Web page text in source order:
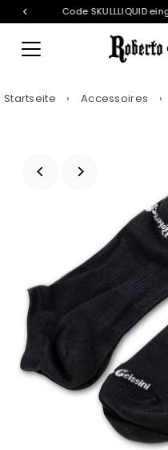
Direkt zum Inhalt
Code SKULLLIQUID
Startseite › Accessoires ›